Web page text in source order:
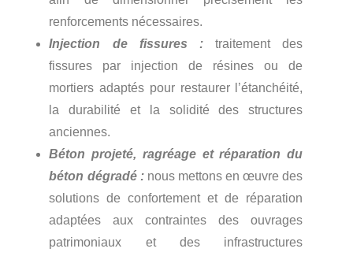
renforcements nécessaires.
Injection de fissures :traitement des
fissures par injection de résines ou de
mortiers adaptés pour restaurer l’étanchéité,
la durabilité et la solidité des structures
anciennes.
Béton projeté, ragréage et réparation du
béton dégradé :nous mettons en œuvre des
solutions de confortement et de réparation
adaptées aux contraintes des ouvrages
patrimoniaux et des infrastructures